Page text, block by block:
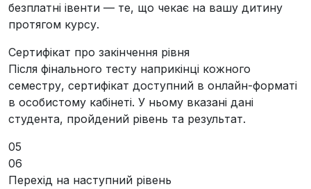
безплатні івенти — те, що чекає на вашу дитину
протягом курсу.
Сертифікат про закінчення рівня
Після фінального тесту наприкінці кожного
семестру, сертифікат доступний в онлайн-форматі
в особистому кабінеті. У ньому вказані дані
студента, пройдений рівень та результат.
05
06
Перехід на наступний рівень